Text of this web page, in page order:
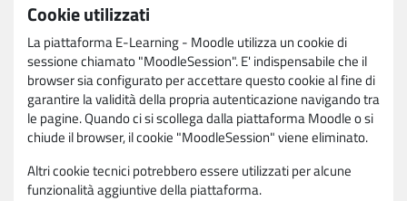
Cookie utilizzati
La piattaforma E-Learning - Moodle utilizza un cookie di
sessione chiamato "MoodleSession". E' indispensabile che il
browser sia configurato per accettare questo cookie al fine di
garantire la validità della propria autenticazione navigando tra
le pagine. Quando ci si scollega dalla piattaforma Moodle o si
chiude il browser, il cookie "MoodleSession" viene eliminato.
Altri cookie tecnici potrebbero essere utilizzati per alcune
funzionalità aggiuntive della piattaforma.